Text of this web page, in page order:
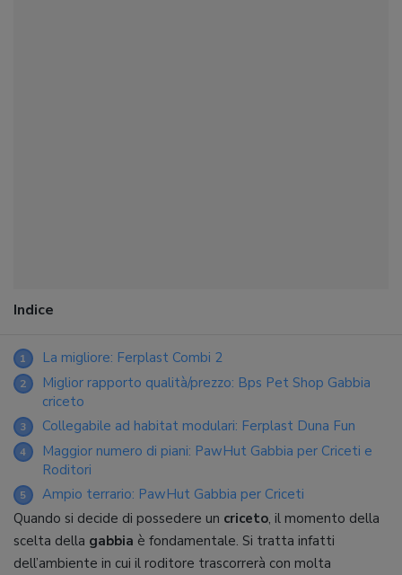
Indice
1 La migliore: Ferplast Combi 2
2
Miglior rapporto qualità/prezzo: Bps Pet Shop Gabbia
criceto
3 Collegabile ad habitat modulari: Ferplast Duna Fun
4
Maggior numero di piani: PawHut Gabbia per Criceti e
Roditori
5
Ampio terrario: PawHut Gabbia per Criceti
Quando si decide di possedere un criceto, il momento della
scelta della gabbia è fondamentale. Si tratta infatti
dell’ambiente in cui il roditore trascorrerà con molta